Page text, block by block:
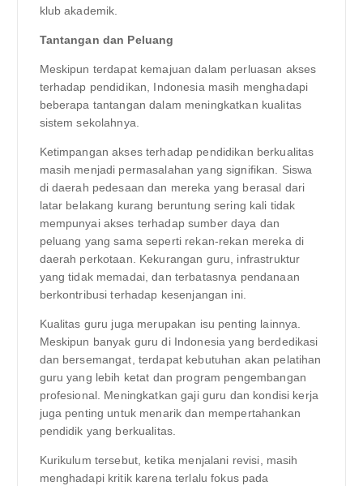
klub akademik.
Tantangan dan Peluang
Meskipun terdapat kemajuan dalam perluasan akses
terhadap pendidikan, Indonesia masih menghadapi
beberapa tantangan dalam meningkatkan kualitas
sistem sekolahnya.
Ketimpangan akses terhadap pendidikan berkualitas
masih menjadi permasalahan yang signifikan. Siswa
di daerah pedesaan dan mereka yang berasal dari
latar belakang kurang beruntung sering kali tidak
mempunyai akses terhadap sumber daya dan
peluang yang sama seperti rekan-rekan mereka di
daerah perkotaan. Kekurangan guru, infrastruktur
yang tidak memadai, dan terbatasnya pendanaan
berkontribusi terhadap kesenjangan ini.
Kualitas guru juga merupakan isu penting lainnya.
Meskipun banyak guru di Indonesia yang berdedikasi
dan bersemangat, terdapat kebutuhan akan pelatihan
guru yang lebih ketat dan program pengembangan
profesional. Meningkatkan gaji guru dan kondisi kerja
juga penting untuk menarik dan mempertahankan
pendidik yang berkualitas.
Kurikulum tersebut, ketika menjalani revisi, masih
menghadapi kritik karena terlalu fokus pada